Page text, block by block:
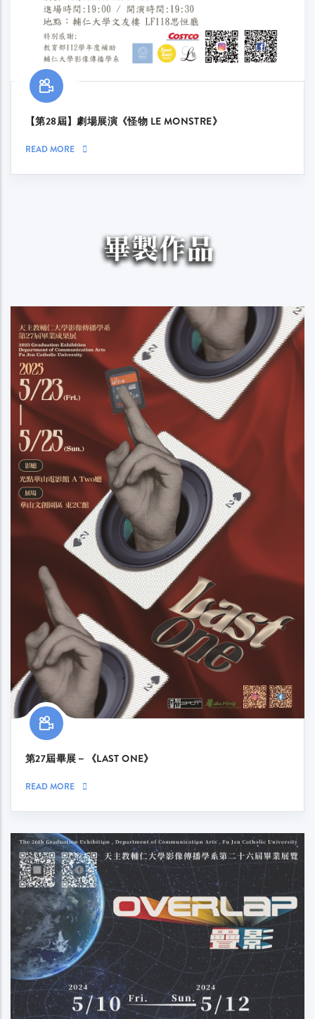
【第28屆】劇場展演《怪物 LE MONSTRE》
READ MORE
第27屆畢展－《LAST ONE》
READ MORE